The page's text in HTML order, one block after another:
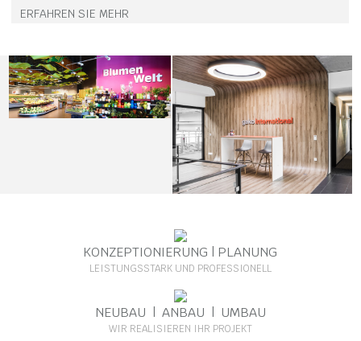
ERFAHREN SIE MEHR
KONZEPTIONIERUNG | PLANUNG
LEISTUNGSSTARK UND PROFESSIONELL
NEUBAU | ANBAU | UMBAU
WIR REALISIEREN IHR PROJEKT